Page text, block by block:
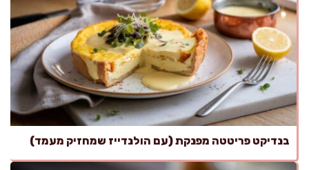
בנדיקט פריטטה מפנקת (עם הולנדייז שמחזיק מעמד)